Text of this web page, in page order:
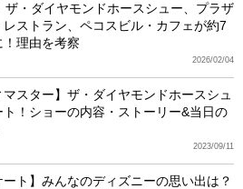
ザ・ダイヤモンドホースシュー、プラザ
ストラン、ペコスビル・カフェが約7
理由を考察
2026/02/04
マスター】ザ・ダイヤモンドホースシュ
ト！ショーの内容・ストーリー&当日の
2023/09/11
ート】みんなのディズニーの思い出は？